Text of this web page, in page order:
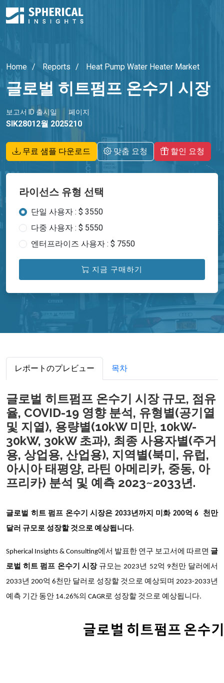
Home Reports Heat Pump Water Heater Market
글로벌 히트펌프 온수기 시장
보고서 ID
SIK2801
출시일
2월 2025
페이지
210
무료 샘플 다운로드 맞춤 요청 할인 요청
라이선스 유형 선택
단일 사용자 : $ 3550
다중 사용자 : $ 5550
엔터프라이즈 사용자 : $ 7550
지금 구매하기
レポートのプレビュー 목차
글로벌 히트펌프 온수기 시장 규모, 점유
율, COVID-19 영향 분석, 유형별(공기열
및 지열), 용량별(10kW 미만, 10kW-
30kW, 30kW 초과), 최종 사용자별(주거
용, 상업용, 산업용), 지역별(북미, 유럽,
아시아 태평양, 라틴 아메리카, 중동, 아
프리카) 분석 및 예측 2023~2033년.
글로벌 히트 펌프 온수기 시장은 2033년까지 미화 200억 6
천만
달러 규모로 성장할 것으로 예상됩니다.
Spherical Insights & Consulting에서 발표한 연구 보고서에 따르면 글
로벌 히트 펌프 온수기 시장규모는 2023년 52억 9천만 달러에서
2033년 200억 6천만 달러로 성장할 것으로 예상되며 2023-2033년
예측 기간 동안 14.26%의 CAGR로 성장할 것으로 예상됩니다.